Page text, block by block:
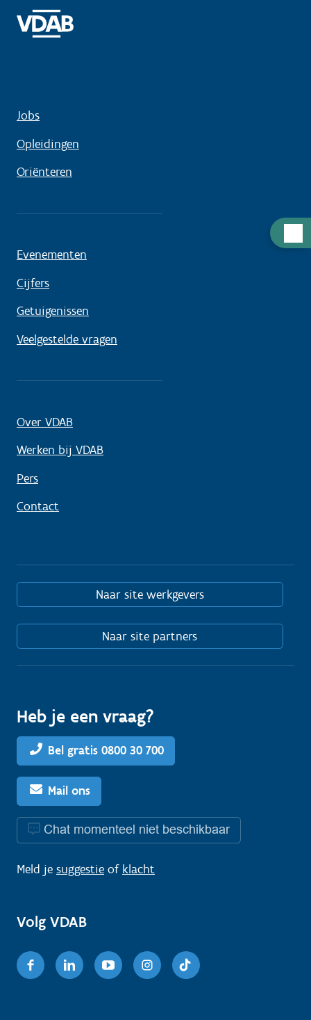
Jobs
Opleidingen
Oriënteren
Evenementen
Cijfers
Getuigenissen
Veelgestelde vragen
Over VDAB
Werken bij VDAB
Pers
Contact
Naar site werkgevers
Naar site partners
Heb je een vraag?
Bel gratis 0800 30 700
Mail ons
Chat momenteel niet beschikbaar
Meld je suggestie of klacht
Volg VDAB
FacebookLinkedinYoutubeInstagram